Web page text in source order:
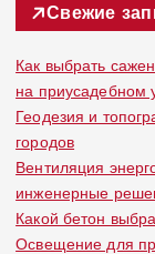
Свежие
Как выбрать
на приусадебном
Геодезия и
городов
Вентиляция
инженерные
Какой бетон
Освещение для